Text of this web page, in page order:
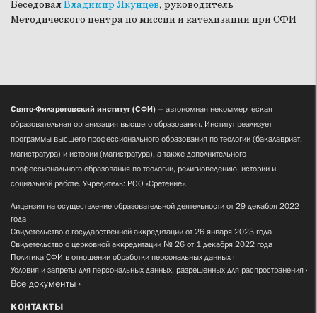
БеседовалВладимир Якунцев, руководитель
Методического центра по миссии и катехизации при СФИ
Свято-Филаретовский институт (СФИ) — автономная некоммерческая
образовательная организация высшего образования. Институт реализует
программы высшего профессионального образования по теологии (бакалавриат,
магистратура) и истории (магистратура), а также дополнительного
профессионального образования по теологии, религиоведению, истории и
социальной работе. Учредитель: РОО «Сретение».
Лицензия на осуществление образовательной деятельности от 29 декабря 2022
года
Свидетельство о государственной аккредитации от 26 января 2023 года
Свидетельство о церковной аккредитации № 26 от 1 декабря 2022 года
Политика СФИ в отношении обработки персональных данных
Условия и запреты для персональных данных, разрешенных для распространения
Все документы
КОНТАКТЫ